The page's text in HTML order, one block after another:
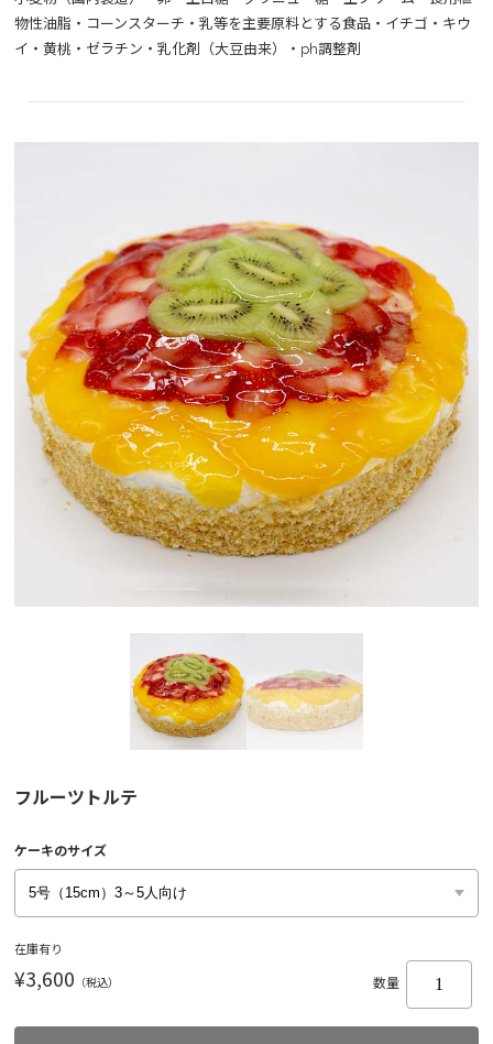
物性油脂・コーンスターチ・乳等を主要原料とする食品・イチゴ・キウ
イ・黄桃・ゼラチン・乳化剤（大豆由来）・ph調整剤
フルーツトルテ
ケーキのサイズ
在庫有り
¥3,600 （税込） 数量